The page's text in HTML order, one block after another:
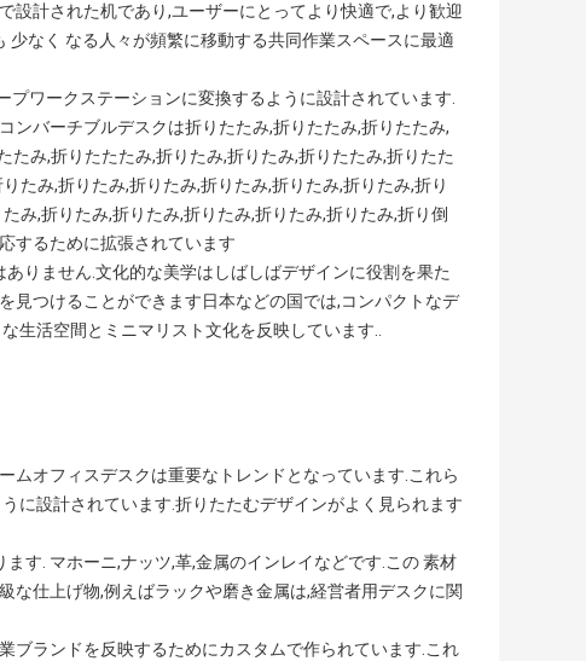
設計された机であり,ユーザーにとってより快適で,より歓迎
少なく なる人々が頻繁に移動する共同作業スペースに最適
ワークステーションに変換するように設計されています.
ンバーチブルデスクは折りたたみ,折りたたみ,折りたたみ,
み,折りたたたみ,折りたみ,折りたみ,折りたたみ,折りたた
たみ,折りたみ,折りたみ,折りたみ,折りたみ,折りたみ,折り
み,折りたみ,折りたみ,折りたみ,折りたみ,折りたみ,折り倒
するために拡張されています
りません.文化的な美学はしばしばデザインに役割を果た
見つけることができます日本などの国では,コンパクトなデ
生活空間とミニマリスト文化を反映しています..
ムオフィスデスクは重要なトレンドとなっています.これら
に設計されています.折りたたむデザインがよく見られます
す. マホーニ,ナッツ,革,金属のインレイなどです.この 素材
な仕上げ物,例えばラックや磨き金属は,経営者用デスクに関
ブランドを反映するためにカスタムで作られています.これ